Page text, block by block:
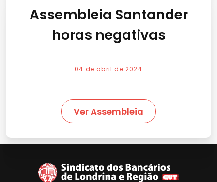
Assembleia Santander
horas negativas
04 de abril de 2024
Ver Assembleia